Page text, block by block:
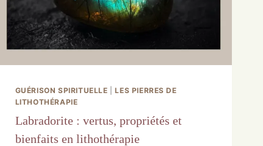
GUÉRISON SPIRITUELLE |LES PIERRES DE
LITHOTHÉRAPIE
Labradorite : vertus, propriétés et
bienfaits en lithothérapie